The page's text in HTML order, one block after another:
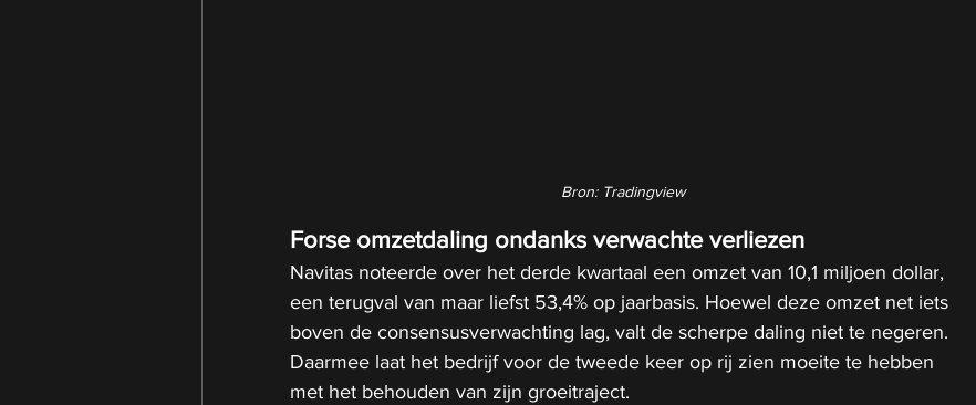
Bron: Tradingview
Forse omzetdaling ondanks verwachte verliezen
Navitas noteerde over het derde kwartaal een omzet van 10,1 miljoen dollar,
een terugval van maar liefst 53,4% op jaarbasis. Hoewel deze omzet net iets
boven de consensusverwachting lag, valt de scherpe daling niet te negeren.
Daarmee laat het bedrijf voor de tweede keer op rij zien moeite te hebben
met het behouden van zijn groeitraject.